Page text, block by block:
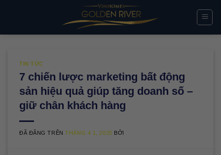
TIN TỨC
7 chiến lược marketing bất động
sản hiệu quả giúp tăng doanh số –
giữ chân khách hàng
ĐÃ ĐĂNG TRÊNTHÁNG 4 1, 2025 BỞI